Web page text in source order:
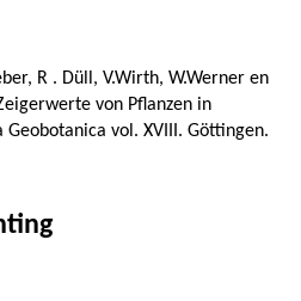
R . Düll, V.Wirth, W.Werner en
von Pflanzen in
vol. XVIII. Göttingen.